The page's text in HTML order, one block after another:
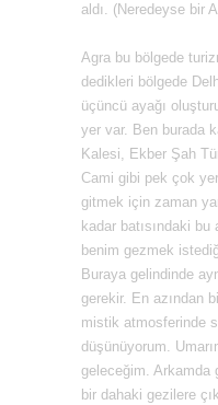
aldı. (Neredeyse bir
Agra bu bölgede
dedikleri bölgede
üçüncü ayağı
yer var. Ben burada
Kalesi, Ekber Şah
Cami gibi pek çok
gitmek için zaman
kadar batısındaki
benim gezmek
Buraya gelindinde
gerekir. En azından
mistik atmosferinde
düşünüyorum.
geleceğim. Arkamda
bir dahaki gezilere